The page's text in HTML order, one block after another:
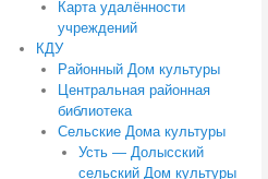
Карта удалённости
учреждений
КДУ
Районный Дом культуры
Центральная районная
библиотека
Сельские Дома культуры
Усть — Долысский
сельский Дом культуры